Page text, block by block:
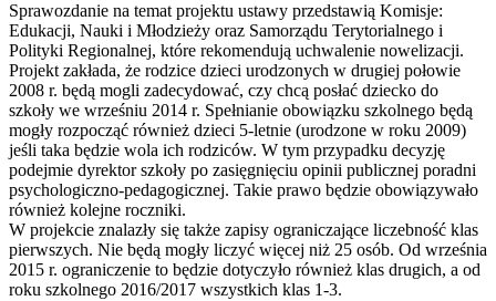
Sprawozdanie na temat projektu ustawy przedstawią Komisje:
Edukacji, Nauki i Młodzieży oraz Samorządu Terytorialnego i
Polityki Regionalnej, które rekomendują uchwalenie nowelizacji.
Projekt zakłada, że rodzice dzieci urodzonych w drugiej połowie
2008 r. będą mogli zadecydować, czy chcą posłać dziecko do
szkoły we wrześniu 2014 r. Spełnianie obowiązku szkolnego będą
mogły rozpocząć również dzieci 5-letnie (urodzone w roku 2009)
jeśli taka będzie wola ich rodziców. W tym przypadku decyzję
podejmie dyrektor szkoły po zasięgnięciu opinii publicznej poradni
psychologiczno-pedagogicznej. Takie prawo będzie obowiązywało
również kolejne roczniki.
W projekcie znalazły się także zapisy ograniczające liczebność klas
pierwszych. Nie będą mogły liczyć więcej niż 25 osób. Od września
2015 r. ograniczenie to będzie dotyczyło również klas drugich, a od
roku szkolnego 2016/2017 wszystkich klas 1-3.